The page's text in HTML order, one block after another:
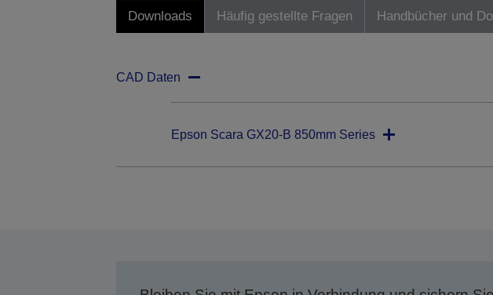
Downloads Häufig gestellte Fragen Handbücher und
CAD Daten
Epson Scara GX20-B 850mm Series